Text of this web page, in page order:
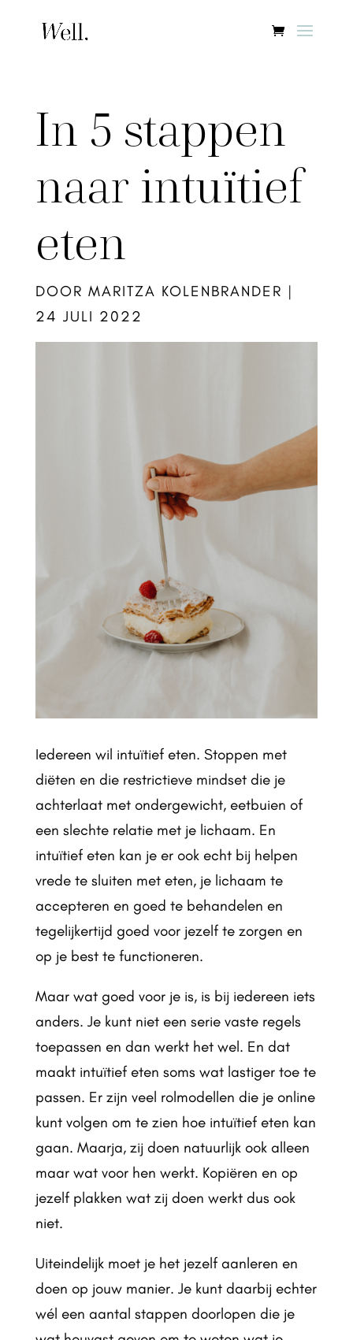
In 5 stappen
naar intuïtief
eten
DOOR MARITZA KOLENBRANDER |
24 JULI 2022
Iedereen wil intuïtief eten. Stoppen met
diëten en die restrictieve mindset die je
achterlaat met ondergewicht, eetbuien of
een slechte relatie met je lichaam. En
intuïtief eten kan je er ook echt bij helpen
vrede te sluiten met eten, je lichaam te
accepteren en goed te behandelen en
tegelijkertijd goed voor jezelf te zorgen en
op je best te functioneren.
Maar wat goed voor je is, is bij iedereen iets
anders. Je kunt niet een serie vaste regels
toepassen en dan werkt het wel. En dat
maakt intuïtief eten soms wat lastiger toe te
passen. Er zijn veel rolmodellen die je online
kunt volgen om te zien hoe intuïtief eten kan
gaan. Maarja, zij doen natuurlijk ook alleen
maar wat voor hen werkt. Kopiëren en op
jezelf plakken wat zij doen werkt dus ook
niet.
Uiteindelijk moet je het jezelf aanleren en
doen op jouw manier. Je kunt daarbij echter
wél een aantal stappen doorlopen die je